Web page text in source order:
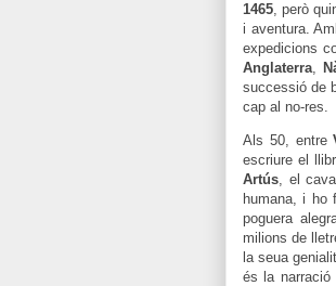
1465, però
i aventura.
expedicions
Anglaterra,
successió de
cap al no-res.
Als 50, entre
escriure el
Artús, el
humana, i ho
poguera
milions de
la seua
és la narració